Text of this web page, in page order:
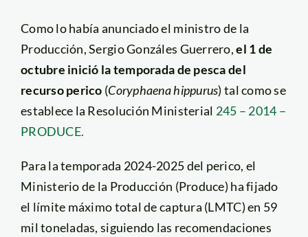
Como lo había anunciado el ministro de la
Producción, Sergio Gonzáles Guerrero,el 1 de
octubre inició la temporada de pesca del
recurso perico (Coryphaena hippurus) tal como se
establece la Resolución Ministerial 245 – 2014 –
PRODUCE.
Para la temporada 2024-2025 del perico, el
Ministerio de la Producción (Produce) ha fijado
el límite máximo total de captura (LMTC) en 59
mil toneladas, siguiendo las recomendaciones